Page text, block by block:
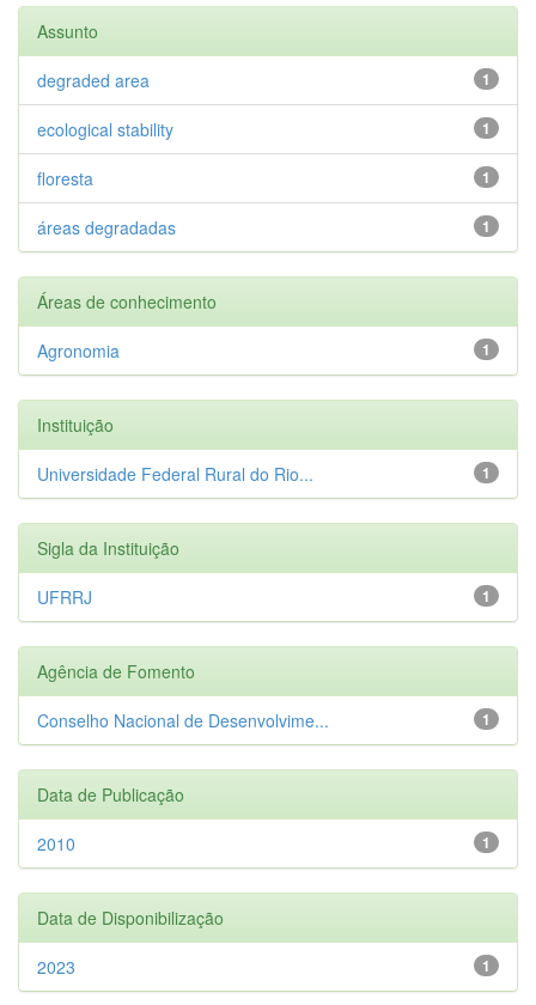
Assunto
1
degraded area
1
ecological stability
1
floresta
1
áreas degradadas
Áreas de conhecimento
1
Agronomia
Instituição
1
Universidade Federal Rural do Rio...
Sigla da Instituição
1
UFRRJ
Agência de Fomento
1
Conselho Nacional de Desenvolvime...
Data de Publicação
1
2010
Data de Disponibilização
1
2023